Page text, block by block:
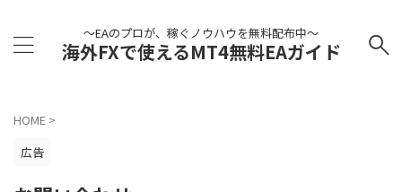
～EAのプロが、稼ぐノウハウを無料配布中～
海外FXで使えるMT4無料EAガイド
HOME >
広告